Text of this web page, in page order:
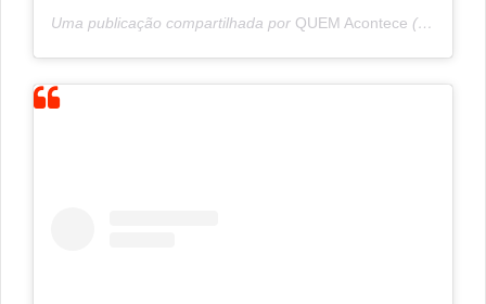
Uma publicação compartilhada por QUEM Acontece (@quemacontece) em